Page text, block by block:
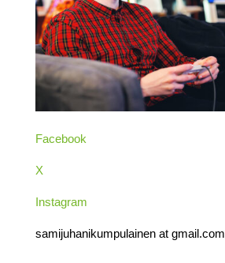
Facebook
X
Instagram
samijuhanikumpulainen at gmail.com